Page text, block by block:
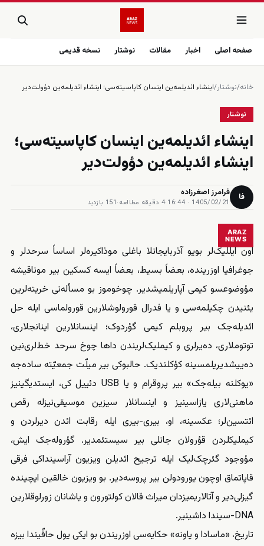
صفحه اصلی اخبار مقالات نوشتار نسخه قدیمی
خانه/نوشتار/اینشاء ائدیلمەین اینسان کاپاسیته‌سی؛ اینشاء ائدیلمەین دؤولت‌دیر
نوشتار
اینشاء ائدیلمەین اینسان کاپاسیته‌سی؛
اینشاء ائدیلمەین دؤولت‌دیر
فا فرامرز اصغرزاده
1405/02/21 · 16:44
·4 دقیقه مطالعه ·151 بازدید
ARAZ
NEWS
اون ایللیک‌لر بویو آذربایجانلا باغلی موذاکیرەلر اساساً سرحدلر و
جوغرافیا اوزرینده، بعضاً بسیط، بعضاً ایسه کسکین بیر موناقیشه
مؤوضوعسو کیمی آپاریلمیشدیر. چوخوموز بو مسأله‌نی خریته‌لرین
یئنیدن چکیلمه‌سی و یا فدرال قورولوشلارین قورولماسی ایله حل
ائدیله‌جک بیر پروبلم کیمی گؤردوک؛ اینسانلارین اینانجلاری،
توتوملاری، ده‌یرلری و کیملیک‌لریندن داها چوخ سرحد خط‌‌‌لری‌نین
ده‌ییشدیریلمسینه کؤکلندیک. حالبوکی بیر میلّت جمعیّته ساده‌جه
«یوکلنه بیله‌جک» بیر پروقرام و یا USB دئییل کی، ایستدیگینیز
ماهنی‌لاری یازاسینیز و اینسانلار سیزین موسیقی‌نیزله رقص
ائتسین‌لر؛ عکسینه، او، بیری-بیری ایله رقابت ائدن دیرلردن و
کیملیکلردن قۇرولان جانلی بیر سیستئمدیر. گؤروله‌جک ایش،
مؤوجود گئرچک‌لیک ایله ترجیح ائدیلن ویزیون آراسینداکی فرقی
قاپاتماق اوچون یورودولن بیر پروسه‌دیر. بو ویزیون خالقین ایچینده
گیزلی‌دیر و آتالاریمیزدان میراث قالان کولتورون و یاشانان زورلوقلارین
DNA-سیندا داشینیر.
تاریخ، «ماسادا و یاونه» حکایه‌سی اوزریندن بو ایکی یول حاقّیندا بیزه